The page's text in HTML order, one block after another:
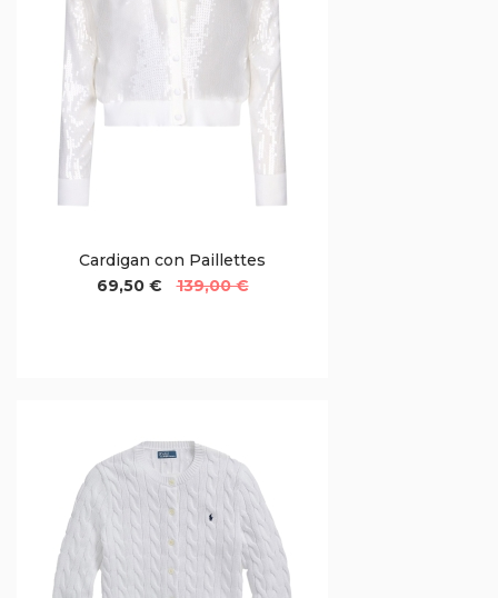
Cardigan con Paillettes
69,50 €
139,00 €